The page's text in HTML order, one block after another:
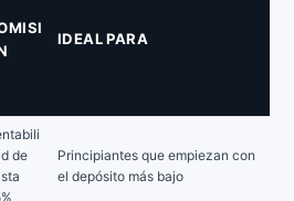
IDEAL PARA
de
Principiantes que empiezan con
el depósito más bajo